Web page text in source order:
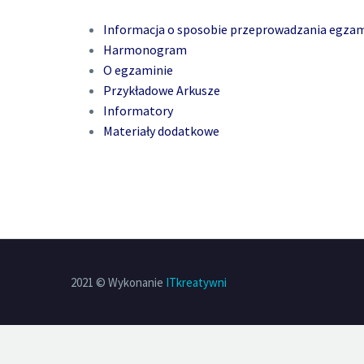
Informacja o sposobie przeprowadzania
Harmonogram
O egzaminie
Przykładowe Arkusze
Informatory
Materiały dodatkowe
2021 © Wykonanie ITkreatywni